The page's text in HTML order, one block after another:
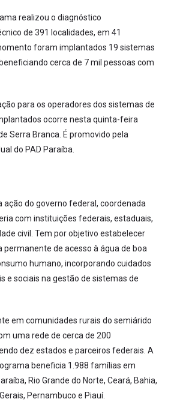
realizou o diagnóstico
de 391 localidades, em 41
foram implantados 19 sistemas
cerca de 7 mil pessoas com
para os operadores dos sistemas de
ocorre nesta quinta-feira
Serra Branca. É promovido pela
do PAD Paraíba.
ação do governo federal, coordenada
com instituições federais, estaduais,
civil. Tem por objetivo estabelecer
permanente de acesso à água de boa
humano, incorporando cuidados
e sociais na gestão de sistemas de
em comunidades rurais do semiárido
uma rede de cerca de 200
dez estados e parceiros federais. A
beneficia 1.988 famílias em
Rio Grande do Norte, Ceará, Bahia,
Pernambuco e Piauí.